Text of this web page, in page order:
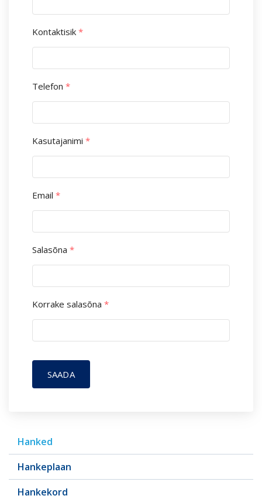
Hanked
Hankeplaan
Hankekord
Kontaktisik *
Telefon *
Kasutajanimi *
Email *
Salasõna *
Korrake salasõna *
SAADA